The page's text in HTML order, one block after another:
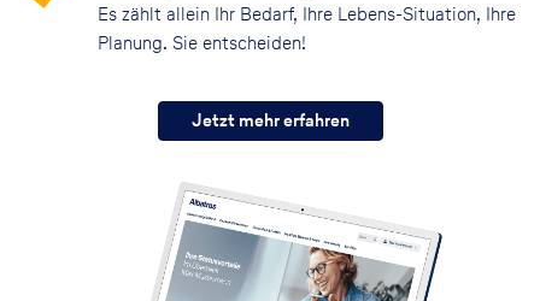
Es zählt allein Ihr Bedarf, Ihre Lebens-Situation, Ihre
Planung. Sie entscheiden!
Jetzt mehr erfahren